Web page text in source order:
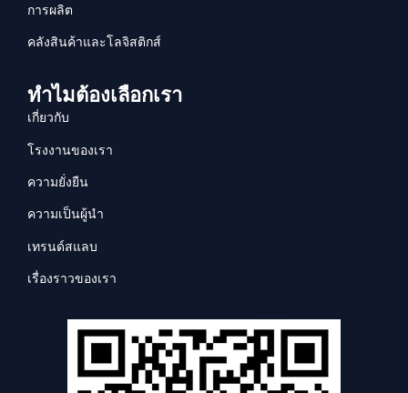
การผลิต
คลังสินค้าและโลจิสติกส์
ทำไมต้องเลือกเรา
เกี่ยวกับ
โรงงานของเรา
ความยั่งยืน
ความเป็นผู้นำ
เทรนด์สแลบ
เรื่องราวของเรา